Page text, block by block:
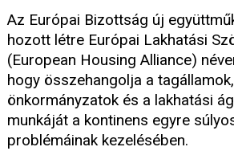
Az Európai Bizottság új
hozott létre Európai Lakhatási
(European Housing Alliance)
hogy összehangolja a
önkormányzatok és a lakhatási
munkáját a kontinens egyre
problémáinak kezelésében.